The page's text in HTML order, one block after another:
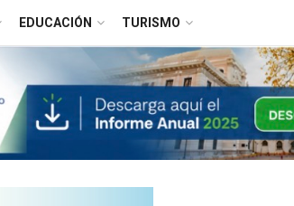
EDUCACIÓN TURISMO